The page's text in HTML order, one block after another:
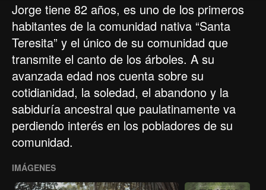
Jorge tiene 82 años, es uno de los primeros
habitantes de la comunidad nativa “Santa
Teresita” y el único de su comunidad que
transmite el canto de los árboles. A su
avanzada edad nos cuenta sobre su
cotidianidad, la soledad, el abandono y la
sabiduría ancestral que paulatinamente va
perdiendo interés en los pobladores de su
comunidad.
IMÁGENES